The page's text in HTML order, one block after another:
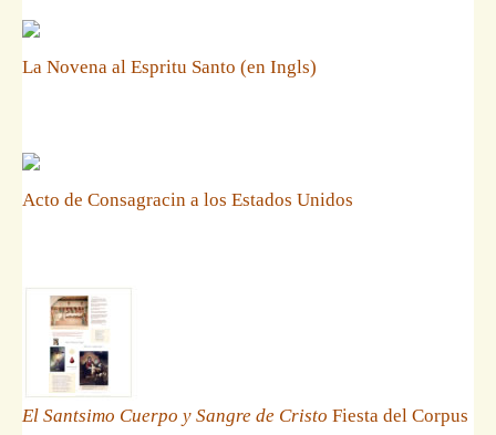
La Novena al Espritu Santo (en Ingls)
Acto de Consagracin a los Estados Unidos
El Santsimo Cuerpo y Sangre de Cristo Fiesta del Corpus